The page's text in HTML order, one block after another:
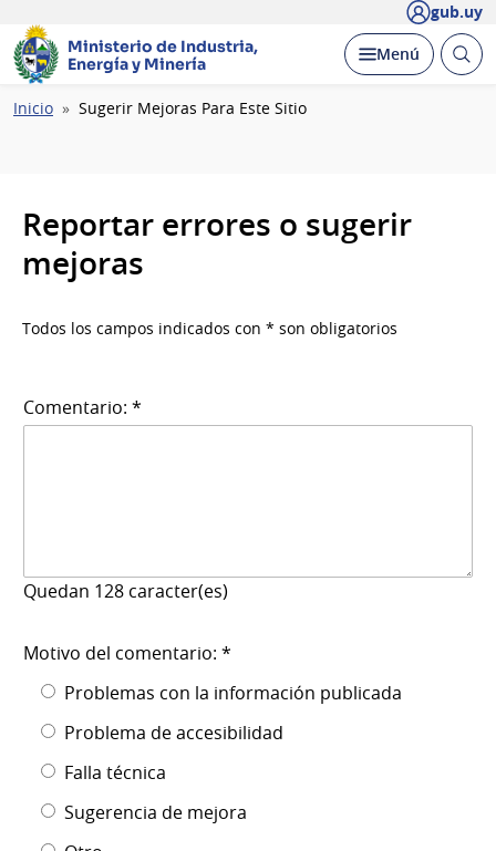
gub.uy
Ministerio de Industria,
Energía y Minería
Desplegar
Menú Abrir
Ruta
Inicio Sugerir Mejoras Para Este Sitio
Reportar errores o sugerir
mejoras
Todos los campos indicados con * son obligatorios
Comentario: *
Quedan 128 caracter(es)
Motivo del comentario: *
Problemas con la información publicada
Problema de accesibilidad
Falla técnica
Sugerencia de mejora